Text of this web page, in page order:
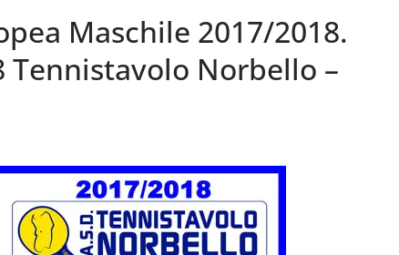
Maschile 2017/2018.
Tennistavolo Norbello –